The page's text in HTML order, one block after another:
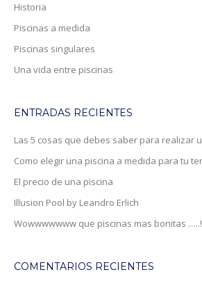
Historia
Piscinas a medida
Piscinas singulares
Una vida entre piscinas
ENTRADAS RECIENTES
Las 5 cosas que debes saber para realizar
Como elegir una piscina a medida para tu
El precio de una piscina
Illusion Pool by Leandro Erlich
Wowwwwwww que piscinas mas bonitas …..!
COMENTARIOS RECIENTES